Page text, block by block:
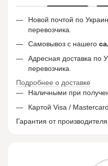
Новой почтой по
перевозчика.
Самовывоз с нашего
Адресная доставка по
перевозчика.
Подробнее о доставке
Наличными при
Картой Visa / Mastercard
Гарантия от